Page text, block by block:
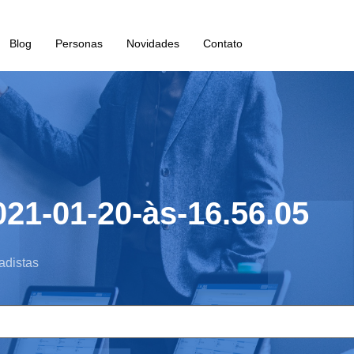
Blog Personas Novidades Contato
01-20-às-16.56.05